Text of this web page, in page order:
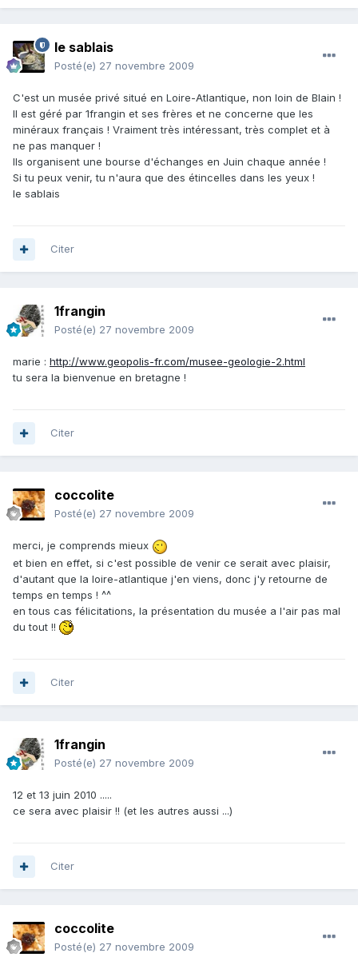
le sablais
Posté(e) 27 novembre 2009
C'est un musée privé situé en Loire-Atlantique, non loin de Blain !
Il est géré par 1frangin et ses frères et ne concerne que les
minéraux français ! Vraiment très intéressant, très complet et à
ne pas manquer !
Ils organisent une bourse d'échanges en Juin chaque année !
Si tu peux venir, tu n'aura que des étincelles dans les yeux !
le sablais
Citer
1frangin
Posté(e) 27 novembre 2009
marie : http://www.geopolis-fr.com/musee-geologie-2.html
tu sera la bienvenue en bretagne !
Citer
coccolite
Posté(e) 27 novembre 2009
merci, je comprends mieux
et bien en effet, si c'est possible de venir ce serait avec plaisir,
d'autant que la loire-atlantique j'en viens, donc j'y retourne de
temps en temps ! ^^
en tous cas félicitations, la présentation du musée a l'air pas mal
du tout !!
Citer
1frangin
Posté(e) 27 novembre 2009
12 et 13 juin 2010 .....
ce sera avec plaisir !! (et les autres aussi ...)
Citer
coccolite
Posté(e) 27 novembre 2009